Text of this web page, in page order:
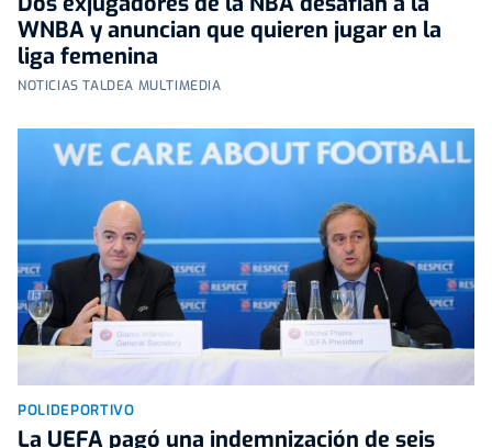
WNBA y anuncian que quieren jugar en la
liga femenina
NOTICIAS TALDEA MULTIMEDIA
POLIDEPORTIVO
La UEFA pagó una indemnización de seis